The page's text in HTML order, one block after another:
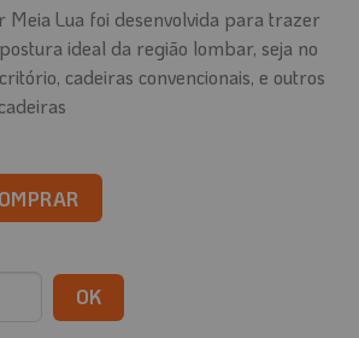
Lua foi desenvolvida para trazer
ideal da região lombar, seja no
cadeiras convencionais, e outros
Lua quantidade
OK